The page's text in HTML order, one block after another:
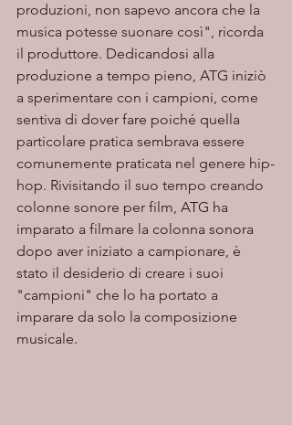
produzioni, non sapevo ancora che la
musica potesse suonare così", ricorda
il produttore. Dedicandosi alla
produzione a tempo pieno, ATG iniziò
a sperimentare con i campioni, come
sentiva di dover fare poiché quella
particolare pratica sembrava essere
comunemente praticata nel genere hip-
hop. Rivisitando il suo tempo creando
colonne sonore per film, ATG ha
imparato a filmare la colonna sonora
dopo aver iniziato a campionare, è
stato il desiderio di creare i suoi
"campioni" che lo ha portato a
imparare da solo la composizione
musicale.